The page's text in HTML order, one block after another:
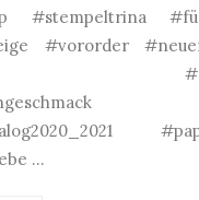
#stempeltrina
#vororder
...